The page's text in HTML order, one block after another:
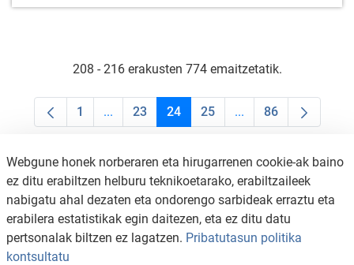
208 - 216 erakusten 774 emaitzetatik.
Orrialdea
1 ...Intermediate Pages Use TAB to navigate.
Orrialdea
23 Orrialdea
24 Orrialdea
25 ...Intermediate Pages
Orrialdea
86
Webgune honek norberaren eta hirugarrenen cookie-ak baino
ez ditu erabiltzen helburu teknikoetarako, erabiltzaileek
nabigatu ahal dezaten eta ondorengo sarbideak erraztu eta
erabilera estatistikak egin daitezen, eta ez ditu datu
pertsonalak biltzen ez lagatzen. Pribatutasun politika
kontsultatu